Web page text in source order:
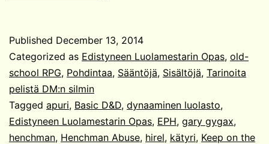
Jatkuvat
kampanja
Published December 13, 2014
Categorized as Edistyneen Luolamestarin Opas, old-
school RPG, Pohdintaa, Sääntöjä, Sisältöjä, Tarinoita
pelistä DM:n silmin
Tagged apuri, Basic D&D, dynaaminen luolasto,
Edistyneen Luolamestarin Opas, EPH, gary gygax,
henchman, Henchman Abuse, hirel, kätyri, Keep on the